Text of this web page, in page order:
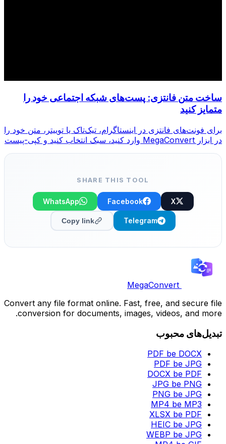
ساخت متن فانتزی: پست‌های شبکه اجتماعی خود را
متمایز کنید
برای فونت‌های فانتزی در اینستاگرام، تیک‌تاک یا توییتر، متن خود را
در ابزار MegaConvert وارد کنید، سبک انتخاب کنید و کپی-پیست
SHARE THIS TOOL
X
Facebook
WhatsApp
Telegram
Copy link
MegaConvert
Convert any file format online. Fast, free, and secure file
conversion for documents, images, videos, and more.
تبدیل‌های محبوب
PDF be DOCX
PDF be JPG
DOCX be PDF
JPG be PNG
PNG be JPG
MP4 be MP3
XLSX be PDF
HEIC be JPG
WEBP be JPG